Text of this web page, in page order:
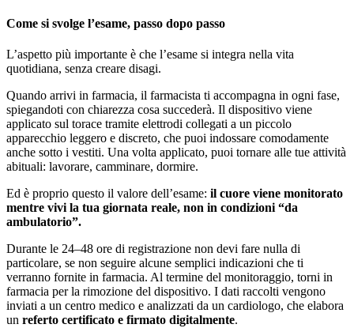
Come si svolge l’esame, passo dopo passo
L’aspetto più importante è che l’esame si integra nella vita
quotidiana, senza creare disagi.
Quando arrivi in farmacia, il farmacista ti accompagna in ogni fase,
spiegandoti con chiarezza cosa succederà. Il dispositivo viene
applicato sul torace tramite elettrodi collegati a un piccolo
apparecchio leggero e discreto, che puoi indossare comodamente
anche sotto i vestiti. Una volta applicato, puoi tornare alle tue attività
abituali: lavorare, camminare, dormire.
Ed è proprio questo il valore dell’esame: il cuore viene monitorato
mentre vivi la tua giornata reale, non in condizioni “da
ambulatorio”.
Durante le 24–48 ore di registrazione non devi fare nulla di
particolare, se non seguire alcune semplici indicazioni che ti
verranno fornite in farmacia. Al termine del monitoraggio, torni in
farmacia per la rimozione del dispositivo. I dati raccolti vengono
inviati a un centro medico e analizzati da un cardiologo, che elabora
un referto certificato e firmato digitalmente.